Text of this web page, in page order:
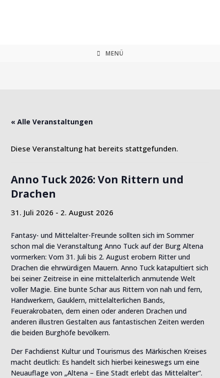
MENÜ
« Alle Veranstaltungen
Diese Veranstaltung hat bereits stattgefunden.
Anno Tuck 2026: Von Rittern und
Drachen
31. Juli 2026 - 2. August 2026
Fantasy- und Mittelalter-Freunde sollten sich im Sommer
schon mal die Veranstaltung Anno Tuck auf der Burg Altena
vormerken: Vom 31. Juli bis 2. August erobern Ritter und
Drachen die ehrwürdigen Mauern. Anno Tuck katapultiert sich
bei seiner Zeitreise in eine mittelalterlich anmutende Welt
voller Magie. Eine bunte Schar aus Rittern von nah und fern,
Handwerkern, Gauklern, mittelalterlichen Bands,
Feuerakrobaten, dem einen oder anderen Drachen und
anderen illustren Gestalten aus fantastischen Zeiten werden
die beiden Burghöfe bevölkern.
Der Fachdienst Kultur und Tourismus des Märkischen Kreises
macht deutlich: Es handelt sich hierbei keineswegs um eine
Neuauflage von „Altena – Eine Stadt erlebt das Mittelalter“.